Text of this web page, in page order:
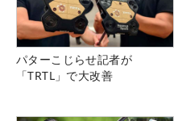
パターこじらせ記者が
「TRTL」で大改善